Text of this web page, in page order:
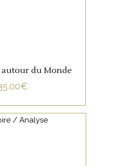
autour du Monde
€